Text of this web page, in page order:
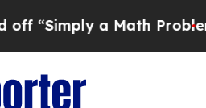
Math ProblemDr. Abdul